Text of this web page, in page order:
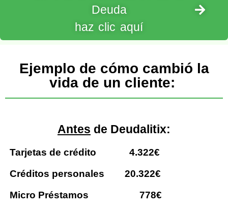
Deuda
haz clic aquí
Ejemplo de cómo cambió la
vida de un cliente:
Antes de Deudalitix:
Tarjetas de crédito 4.322€
Créditos personales 20.322€
Micro Préstamos 778€